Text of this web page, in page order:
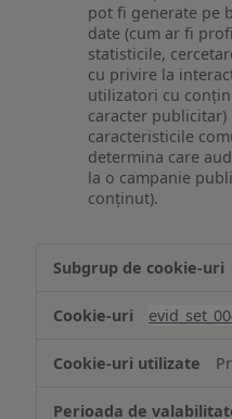
pot fi generate pe
date (cum ar fi
statisticile,
cu privire la
utilizatori cu
caracter
caracteristicile
determina care
la o campanie
conținut).